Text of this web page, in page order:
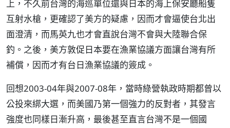
上，不久前台灣的海巡單位還與日本的海上保安廳船隻
互射水槍，更確認了美方的疑慮，因而才會逼使台北出
面澄清，而馬英九也才會直說台灣不會與大陸聯合保
釣。之後，美方敦促日本要在漁業協議方面讓台灣有所
補償，因而才有台日漁業協議的簽成。
回想2003-04年與2007-08年，當時綠營執政時期都曾以
公投來綁大選，而美國乃第一個強力的反對者，其發言
強度也同樣日漸升高，最後甚至直言台灣不是一個國